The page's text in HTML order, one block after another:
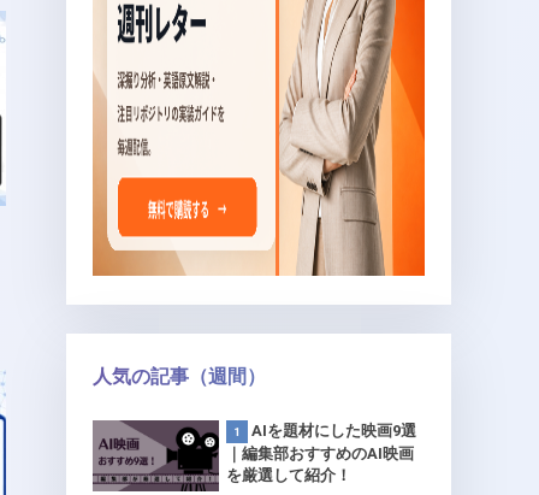
人気の記事（週間）
AIを題材にした映画9選
｜編集部おすすめのAI映画
を厳選して紹介！